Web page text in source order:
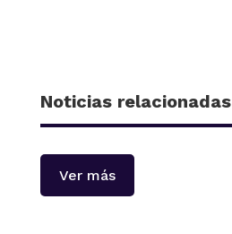
Noticias relacionadas
Ver más